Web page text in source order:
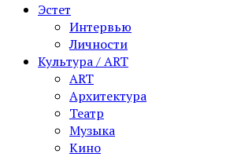
Эстет
Интервью
Личности
Культура / ART
ART
Архитектура
Театр
Музыка
Кино